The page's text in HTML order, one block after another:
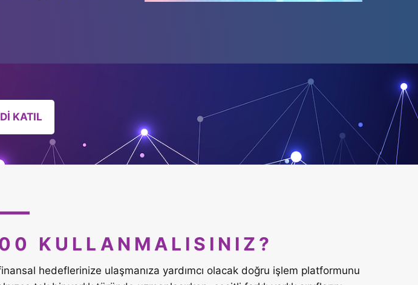
KATIL
KULLANMALISINIZ?
hedeflerinize ulaşmanıza yardımcı olacak doğru işlem platformunu